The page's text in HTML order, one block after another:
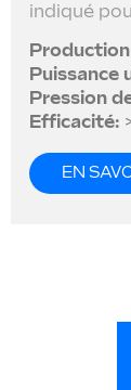
indiqué
Puissance
Pression
Efficacité:
EN